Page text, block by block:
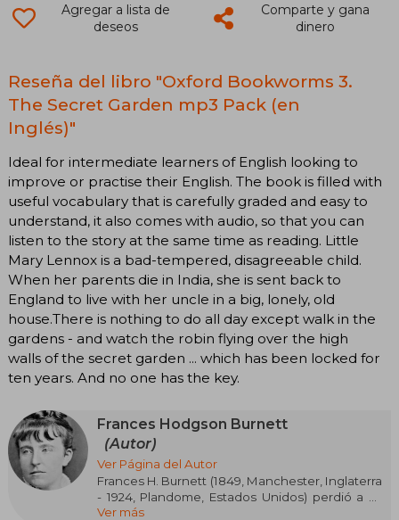
Agregar a lista de
deseos
Comparte y gana
dinero
Reseña del libro "Oxford Bookworms 3.
The Secret Garden mp3 Pack (en
Inglés)"
Ideal for intermediate learners of English looking to
improve or practise their English. The book is filled with
useful vocabulary that is carefully graded and easy to
understand, it also comes with audio, so that you can
listen to the story at the same time as reading. Little
Mary Lennox is a bad-tempered, disagreeable child.
When her parents die in India, she is sent back to
England to live with her uncle in a big, lonely, old
house.There is nothing to do all day except walk in the
gardens - and watch the robin flying over the high
walls of the secret garden ... which has been locked for
ten years. And no one has the key.
Frances Hodgson Burnett
(Autor)
Ver Página del Autor
Frances H. Burnett (1849, Manchester, Inglaterra
- 1924, Plandome, Estados Unidos) perdió a su
padre cuando tan solo tenía cinco años. La
Ver más